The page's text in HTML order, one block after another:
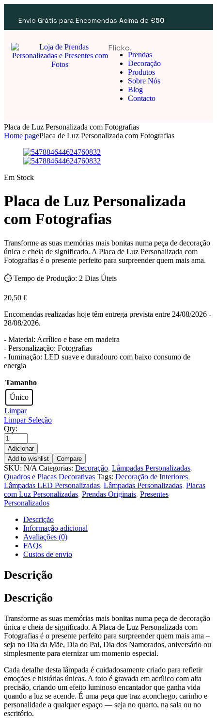
Envio Grátis para Encomendas Acima de €50
Prendas
Decoração
Produtos
Sobre Nós
Blog
Contacto
Flicko.
Placa de Luz Personalizada com Fotografias
Home pagePlaca de Luz Personalizada com Fotografias
Em Stock
Placa de Luz Personalizada
com Fotografias
Transforme as suas memórias mais bonitas numa peça de decoração
única e cheia de significado. A Placa de Luz Personalizada com
Fotografias é o presente perfeito para surpreender quem mais ama.
⏱️ Tempo de Produção: 2 Dias Úteis
20,50 €
Encomendas realizadas hoje têm entrega prevista entre 24/08/2026 -
28/08/2026.
- Material: Acrílico e base em madeira
- Personalização: Fotografias
- Iuminação: LED suave e duradouro com baixo consumo de
energia
Tamanho
Único
Limpar
Limpar Seleção
Qty:
Adicionar
Add to wishlist
Compare
SKU: N/A Categorias: Decoração, Lâmpadas Personalizadas,
Quadros e Placas Decorativas Tags: Decoração de Interiores,
Lâmpadas LED Personalizadas, Lâmpadas Personalizadas, Placas
com Luz Personalizadas, Prendas Originais, Presentes
Personalizados
Descrição
Informação adicional
Avaliações (0)
FAQs
Custos de envio
Descrição
Descrição
Transforme as suas memórias mais bonitas numa peça de decoração
única e cheia de significado. A Placa de Luz Personalizada com
Fotografias é o presente perfeito para surpreender quem mais ama –
seja no Dia da Mãe, Dia do Pai, Dia dos Namorados, aniversário ou
simplesmente para eternizar um momento especial.
Cada detalhe desta lâmpada é cuidadosamente criado para refletir
emoções e histórias únicas. A foto é gravada em acrílico com alta
precisão, criando um efeito luminoso encantador que ganha vida
quando a luz se acende. É uma peça que traz aconchego, carinho e
personalidade a qualquer espaço — seja no quarto, na sala ou no
escritório.